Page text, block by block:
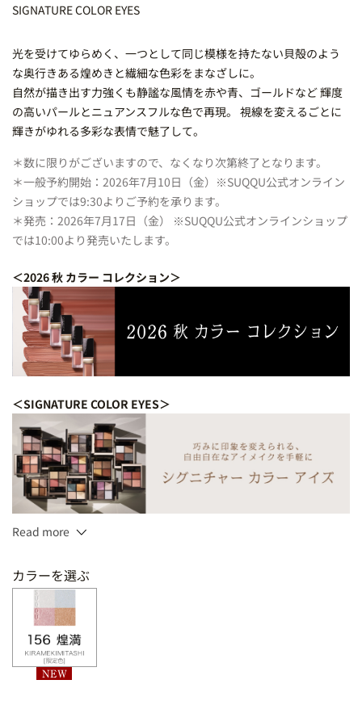
EW
SIGNATURE COLOR EYES
光を受けてゆらめく、一つとして同じ模様を持たない貝殻のよう
な奥行きある煌めきと繊細な色彩をまなざしに。
自然が描き出す力強くも静謐な風情を赤や青、ゴールドなど 輝度
の高いパールとニュアンスフルな色で再現。 視線を変えるごとに
輝きがゆれる多彩な表情で魅了して。
＊数に限りがございますので、なくなり次第終了となります。
＊一般予約開始：2026年7月10日（金）※SUQQU公式オンライン
ショップでは9:30よりご予約を承ります。
＊発売：2026年7月17日（金） ※SUQQU公式オンラインショップ
では10:00より発売いたします。
＜2026 秋 カラー コレクション＞
＜SIGNATURE COLOR EYES＞
6.2g
チップ・ブラシ付
Read more
カラーを選ぶ